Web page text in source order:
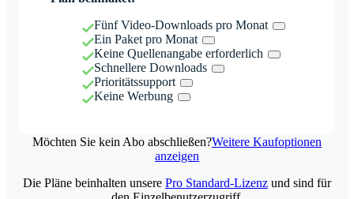
Fünf Video-Downloads pro Monat
Ein Paket pro Monat
Keine Quellenangabe erforderlich
Schnellere Downloads
Prioritätssupport
Keine Werbung
Möchten Sie kein Abo abschließen?Weitere Kaufoptionen
anzeigen
Die Pläne beinhalten unsere Pro Standard-Lizenz und sind für